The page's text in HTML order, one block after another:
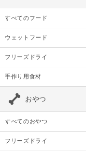
すべてのフード
ウェットフード
フリーズドライ
手作り用食材
おやつ
すべてのおやつ
フリーズドライ